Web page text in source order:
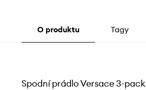
O produktu Tagy
Spodní prádlo Versace 3-pack